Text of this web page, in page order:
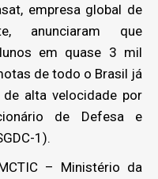
empresa global de
anunciaram que
em quase 3 mil
de todo o Brasil já
alta velocidade por
de Defesa e
1).
– Ministério da